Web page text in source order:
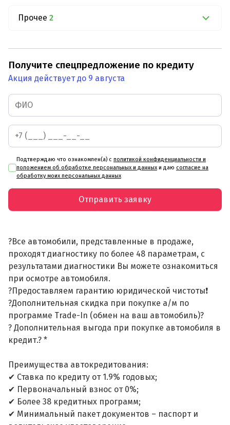
Прочее 2
Получите спецпредложение по кредиту
Акция действует до 9 августа
Подтверждаю что ознакомлен(а) с политикой конфиденциальности и
положением об обработке персональных и данных и даю согласие на
обработку моих персональных данных
Отправить заявку
?Все автомобили, представленные в продаже,
проходят диагностику по более 48 параметрам, с
результатами диагностики Вы можете ознакомиться
при осмотре автомобиля.
?Предоставляем гарантию юридической чистоты❗
?Дополнительная скидка при покупке а/м по
программе Trade-In (обмен на ваш автомобиль)?
? Дополнительная выгода при покупке автомобиля в
кредит.? *
Преимущества автокредитования:
✔ Ставка по кредиту от 1.9% годовых;
✔ Первоначальный взнос от 0%;
✔ Более 38 кредитных программ;
✔ Минимальный пакет документов – паспорт и